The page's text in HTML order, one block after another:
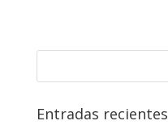
Entradas recientes